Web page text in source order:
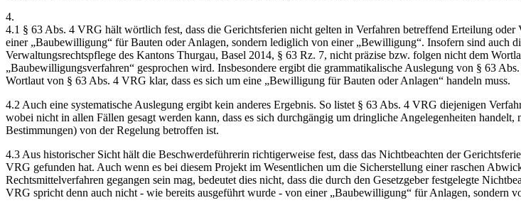
4.
4.1 § 63 Abs. 4 VRG hält wörtlich fest, dass die Gerichtsferien nicht gelten in Verfahren betreffend Erteilung
einer „Baubewilligung“ für Bauten oder Anlagen, sondern lediglich von einer „Bewilligung“. Insofern sind auch
Verwaltungsrechtspflege des Kantons Thurgau, Basel 2014, § 63 Rz. 7, nicht präzise bzw. folgen nicht dem
„Baubewilligungsverfahren“ gesprochen wird. Insbesondere ergibt die grammatikalische Auslegung von § 63
Wortlaut von § 63 Abs. 4 VRG klar, dass es sich um eine „Bewilligung für Bauten oder Anlagen“ handeln muss.
4.2 Auch eine systematische Auslegung ergibt kein anderes Ergebnis. So listet § 63 Abs. 4 VRG diejenigen
wobei nicht in allen Fällen gesagt werden kann, dass es sich durchgängig um dringliche Angelegenheiten
Bestimmungen) von der Regelung betroffen ist.
4.3 Aus historischer Sicht hält die Beschwerdeführerin richtigerweise fest, dass das Nichtbeachten der
VRG gefunden hat. Auch wenn es bei diesem Projekt im Wesentlichen um die Sicherstellung einer raschen
Rechtsmittelverfahren gegangen sein mag, bedeutet dies nicht, dass die durch den Gesetzgeber festgelegte
VRG spricht denn auch nicht - wie bereits ausgeführt wurde - von einer „Baubewilligung“ für Anlagen, sondern